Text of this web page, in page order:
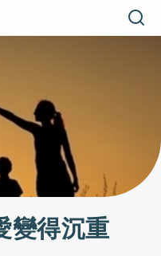
得沉重